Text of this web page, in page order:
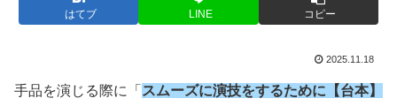
はてブ LINE コピー
2025.11.18
手品を演じる際に「 スムーズに演技をするために【台本】